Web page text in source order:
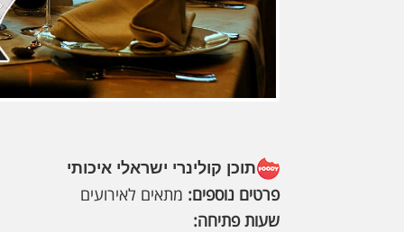
תוכן קולינרי ישראלי איכותי
פרטים נוספים: מתאים לאירועים
שעות פתיחה: